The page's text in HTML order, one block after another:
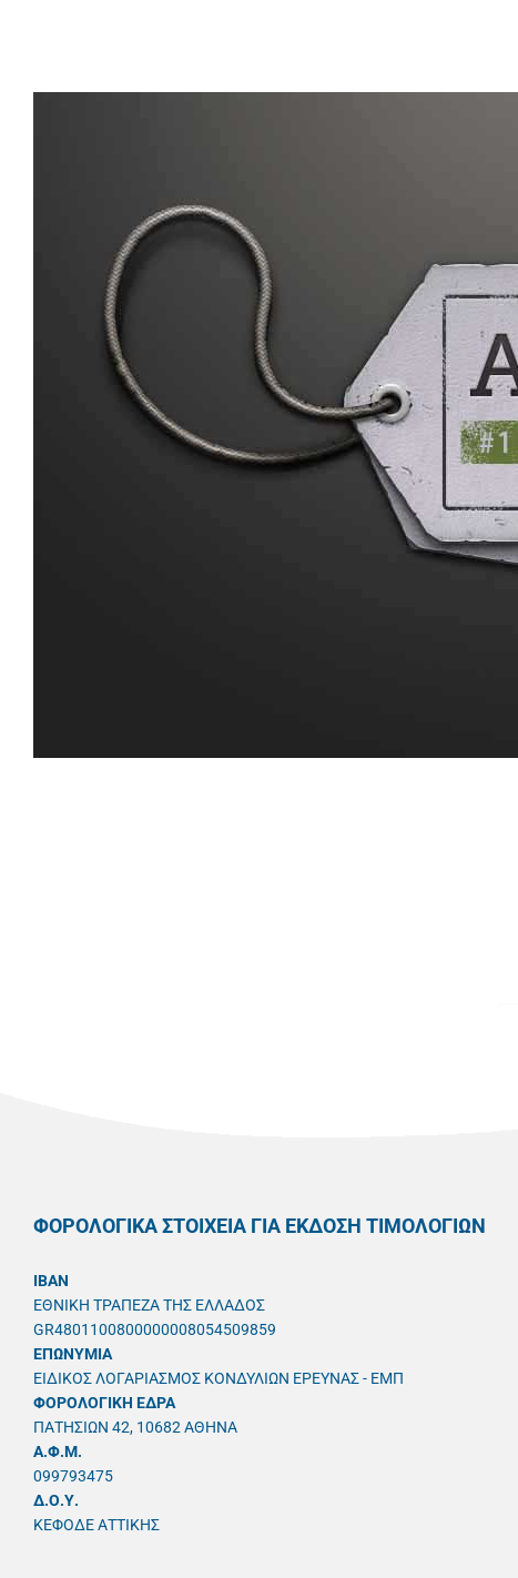
ΦΟΡΟΛΟΓΙΚΑ ΣΤΟΙΧΕΙΑ ΓΙΑ ΕΚΔΟΣΗ ΤΙΜΟΛΟΓΙΩΝ
IBAN
ΕΘΝΙΚΗ ΤΡΑΠΕΖΑ ΤΗΣ ΕΛΛΑΔΟΣ
GR4801100800000008054509859
ΕΠΩΝΥΜΙΑ
ΕΙΔΙΚΟΣ ΛΟΓΑΡΙΑΣΜΟΣ ΚΟΝΔΥΛΙΩΝ ΕΡΕΥΝΑΣ - ΕΜΠ
ΦΟΡΟΛΟΓΙΚΗ ΕΔΡΑ
ΠΑΤΗΣΙΩΝ 42, 10682 ΑΘΗΝΑ
A.Φ.Μ.
099793475
Δ.Ο.Υ.
ΚΕΦΟΔΕ ΑΤΤΙΚΗΣ